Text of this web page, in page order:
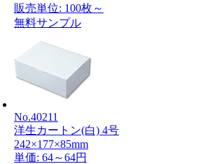
販売単位: 100枚～
無料サンプル
No.40211
洋生カートン(白) 4号
242×177×85mm
単価: 64～64円